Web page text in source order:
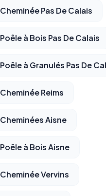
Cheminée Pas De Calais
Poêle à Bois Pas De Calais
Poêle à Granulés Pas De
Cheminée Reims
Cheminées Aisne
Poêle à Bois Aisne
Cheminée Vervins